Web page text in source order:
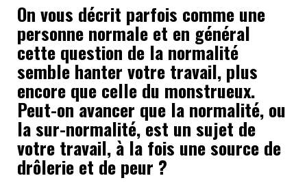
On vous décrit parfois comme une
personne normale et en général
cette question de la normalité
semble hanter votre travail, plus
encore que celle du monstrueux.
Peut-on avancer que la normalité, ou
la sur-normalité, est un sujet de
votre travail, à la fois une source de
drôlerie et de peur ?